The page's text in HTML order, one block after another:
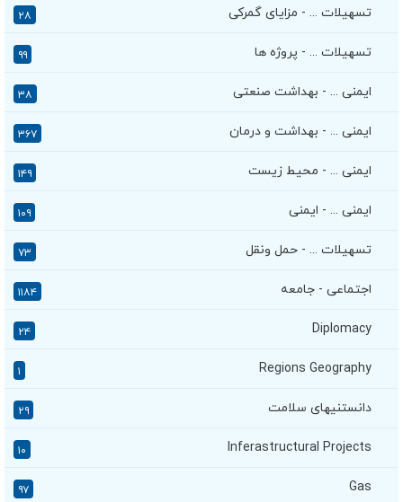
تسهیلات ... - مزایای گمرکی ۲۸
تسهیلات ... - پروژه ها ۹۹
ایمنی ... - بهداشت صنعتی ۳۸
ایمنی ... - بهداشت و درمان ۳۶۷
ایمنی ... - محیط زیست ۱۴۹
ایمنی ... - ایمنی ۱۰۹
تسهیلات ... - حمل ونقل ۷۳
اجتماعی - جامعه ۱۱۸۴
Diplomacy ۲۴
Regions Geography
دانستنیهای سلامت ۲۹
Inferastructural Projects ۱۰
Gas ۹۷